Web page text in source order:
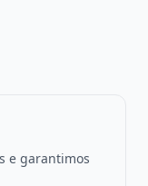
e garantimos